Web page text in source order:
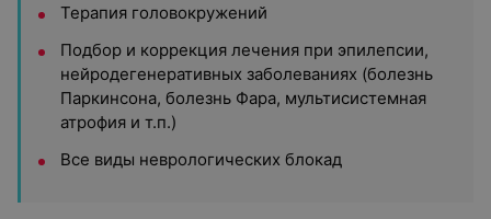
Терапия головокружений
Подбор и коррекция лечения при эпилепсии,
нейродегенеративных заболеваниях (болезнь
Паркинсона, болезнь Фара, мультисистемная
атрофия и т.п.)
Все виды неврологических блокад